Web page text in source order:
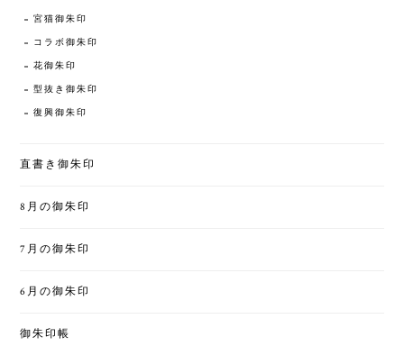
宮猫御朱印
コラボ御朱印
花御朱印
型抜き御朱印
復興御朱印
直書き御朱印
8月の御朱印
7月の御朱印
6月の御朱印
御朱印帳